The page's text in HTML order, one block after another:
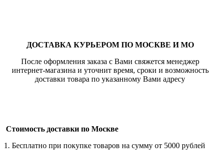
ДОСТАВКА КУРЬЕРОМ ПО МОСКВЕ И МО
После оформления заказа с Вами свяжется менеджер
интернет-магазина и уточнит время, сроки и возможность
доставки товара по указанному Вами адресу
Стоимость доставки по Москве
1. Бесплатно при покупке товаров на сумму от 5000 рублей